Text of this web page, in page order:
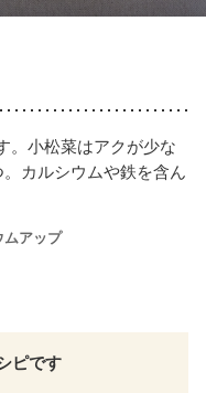
。小松菜はアクが少な
カルシウムや鉄を含ん
ムアップ
ピです